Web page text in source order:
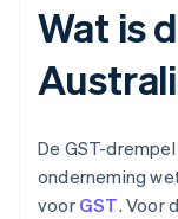
Wat is
De GST-
onderneming
voor GST. Voor